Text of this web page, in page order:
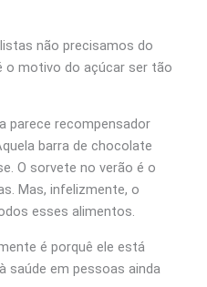
não precisamos do
o motivo do açúcar ser tão
parece recompensador
barra de chocolate
O sorvete no verão é o
Mas, infelizmente, o
esses alimentos.
é porquê ele está
saúde em pessoas ainda